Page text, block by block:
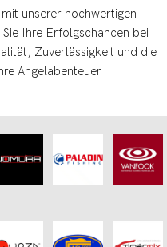
unserer hochwertigen
Ihre Erfolgschancen bei
Zuverlässigkeit und die
Angelabenteuer